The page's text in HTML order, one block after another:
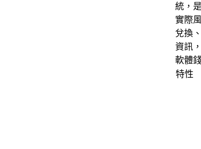
統，
實際
兌換
資訊
軟體
特性